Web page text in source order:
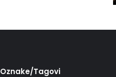
Oznake/Tagovi